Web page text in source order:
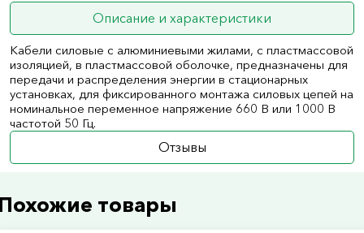
Описание и характеристики
Кабели силовые с алюминиевыми жилами, с пластмассовой
изоляцией, в пластмассовой оболочке, предназначены для
передачи и распределения энергии в стационарных
установках, для фиксированного монтажа силовых цепей на
номинальное переменное напряжение 660 В или 1000 В
частотой 50 Гц.
Отзывы
товары